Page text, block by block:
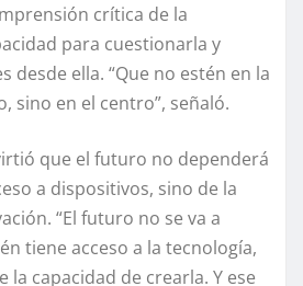
crítica de la
para cuestionarla y
desde ella. “Que no estén en la
sino en el centro”, señaló.
que el futuro no dependerá
a dispositivos, sino de la
“El futuro no se va a
tiene acceso a la tecnología,
la capacidad de crearla. Y ese